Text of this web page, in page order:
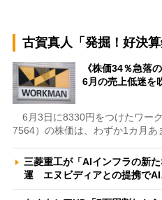
古賀真人「発掘！好決算
《株価34％急落
6月の売上低迷を
6月3日に8330円をつけたワー
7564）の株価は、わずか1カ月あ
三菱重工が「AIインフラの新
運 エヌビディアとの提携で